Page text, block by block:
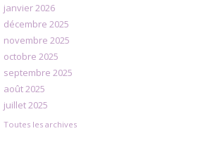
janvier 2026
décembre 2025
novembre 2025
octobre 2025
septembre 2025
août 2025
juillet 2025
Toutes les archives